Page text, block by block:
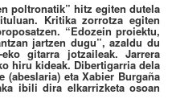
poltronatik” hitz egiten dutela
Kritika zorrotza egiten
“Edozein proiektu,
jartzen dugu”, azaldu du
gitarra jotzaileak. Jarrera
hiru kideak. Dibertigarria dela
(abeslaria) eta Xabier Burgaña
ibili dira elkarrizketa osoan